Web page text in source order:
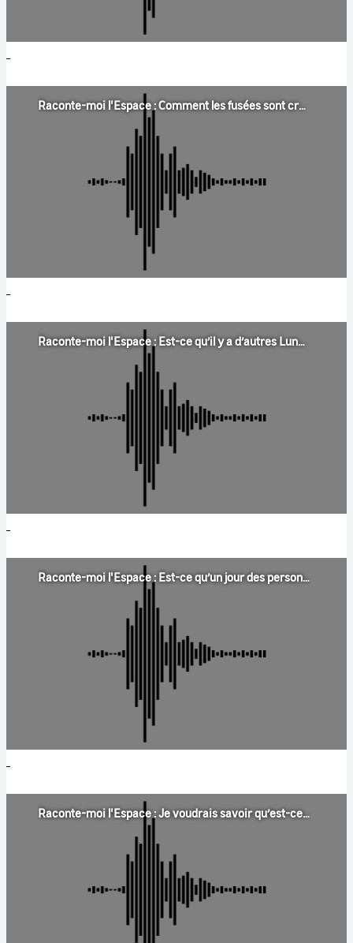
Raconte-moi l'Espace : Comment les fusées sont créées à l’intérieur ?
Raconte-moi l'Espace : Est-ce qu’il y a d’autres Lunes qui existent à part celle qui est à côté de la Terre ?
Raconte-moi l'Espace : Est-ce qu’un jour des personnes qui ne sont pas astronautes pourront aller sur la Lune ?
Raconte-moi l'Espace : Je voudrais savoir qu’est-ce qu’il y a à l’intérieur de toutes les planètes ?